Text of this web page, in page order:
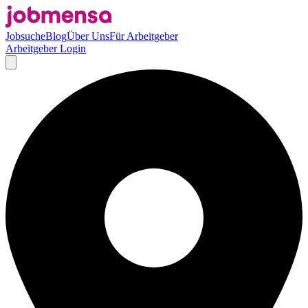
JobsucheBlogÜber UnsFür Arbeitgeber
Arbeitgeber Login